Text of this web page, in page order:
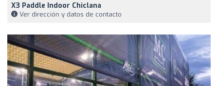
X3 Paddle Indoor Chiclana
Ver dirección y datos de contacto